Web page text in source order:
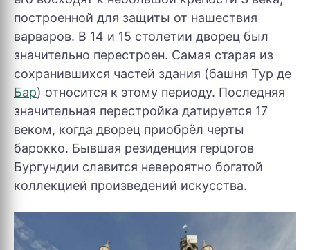
построенной для защиты от нашествия
варваров. В 14 и 15 столетии дворец был
значительно перестроен. Самая старая из
сохранившихся частей здания (башня Тур де
Бар) относится к этому периоду. Последняя
значительная перестройка датируется 17
веком, когда дворец приобрёл черты
барокко. Бывшая резиденция герцогов
Бургундии славится невероятно богатой
коллекцией произведений искусства.